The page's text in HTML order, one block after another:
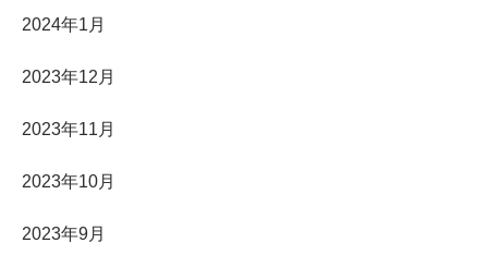
2024年1月
2023年12月
2023年11月
2023年10月
2023年9月